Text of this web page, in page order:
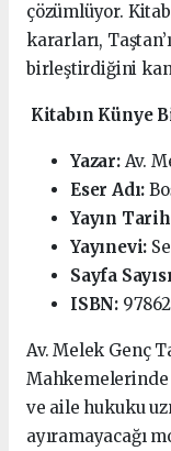
çözümlüyor.
kararları,
birleştirdiğini
Kitabın Künye
Yazar:Av.
Eser Adı:
Yayın
Yayınevi:
Sayfa
ISBN:
Av. Melek Genç
Mahkemelerinde
ve aile hukuku
ayıramayacağı